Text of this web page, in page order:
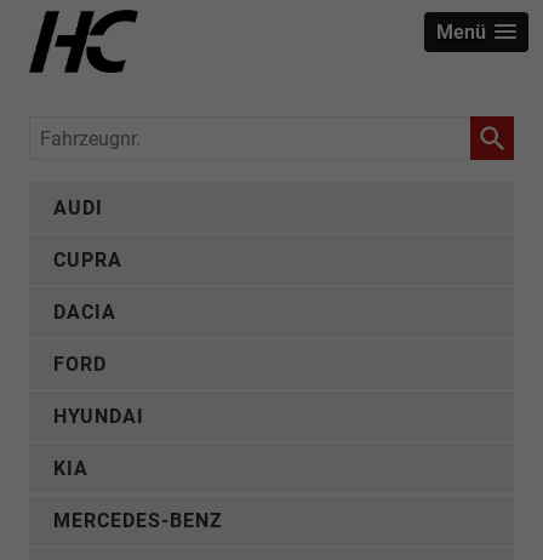
Menü
Fahrzeugnr.
AUDI
CUPRA
DACIA
FORD
HYUNDAI
KIA
MERCEDES-BENZ